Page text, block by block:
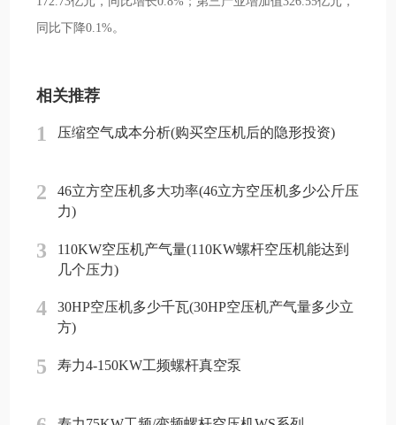
同比下降0.1%。
相关推荐
1 压缩空气成本分析(购买空压机后的隐形投资)
2
46立方空压机多大功率(46立方空压机多少公斤压
力)
3
110KW空压机产气量(110KW螺杆空压机能达到
几个压力)
4
30HP空压机多少千瓦(30HP空压机产气量多少立
方)
5 寿力4-150KW工频螺杆真空泵